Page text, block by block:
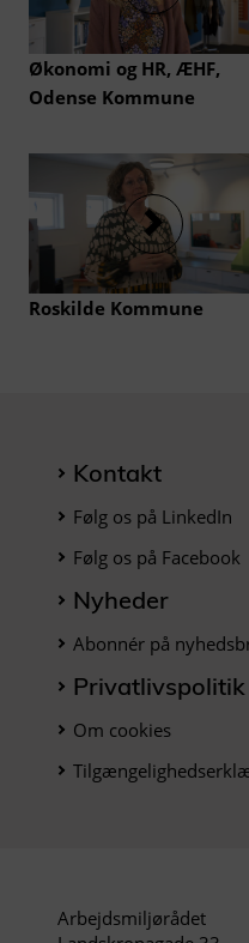
Økonomi og HR, ÆHF,
Odense Kommune
Roskilde Kommune
Kontakt
Følg os på LinkedIn
Følg os på Facebook
Nyheder
Abonnér på
Privatlivspolitik
Om cookies
Arbejdsmiljørådet